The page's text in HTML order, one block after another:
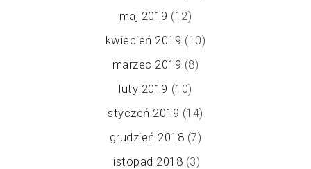
maj 2019 (12)
kwiecień 2019 (10)
marzec 2019 (8)
luty 2019 (10)
styczeń 2019 (14)
grudzień 2018 (7)
listopad 2018 (3)